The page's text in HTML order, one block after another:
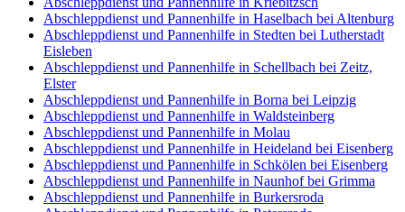
Abschleppdienst und Pannenhilfe in Haselbach bei Altenburg
Abschleppdienst und Pannenhilfe in Stedten bei Lutherstadt
Eisleben
Abschleppdienst und Pannenhilfe in Schellbach bei Zeitz,
Elster
Abschleppdienst und Pannenhilfe in Borna bei Leipzig
Abschleppdienst und Pannenhilfe in Waldsteinberg
Abschleppdienst und Pannenhilfe in Molau
Abschleppdienst und Pannenhilfe in Heideland bei Eisenberg
Abschleppdienst und Pannenhilfe in Schkölen bei Eisenberg
Abschleppdienst und Pannenhilfe in Naunhof bei Grimma
Abschleppdienst und Pannenhilfe in Burkersroda